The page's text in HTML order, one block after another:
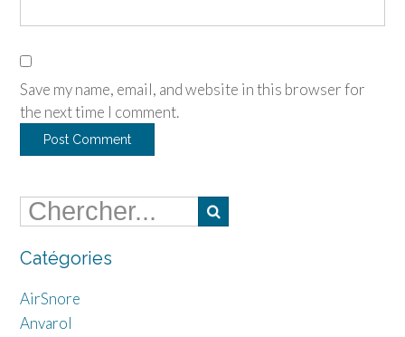
Save my name, email, and website in this browser for
the next time I comment.
Catégories
AirSnore
Anvarol